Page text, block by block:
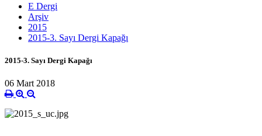
E Dergi
Arşiv
2015
2015-3. Sayı Dergi Kapağı
2015-3. Sayı Dergi Kapağı
06 Mart 2018